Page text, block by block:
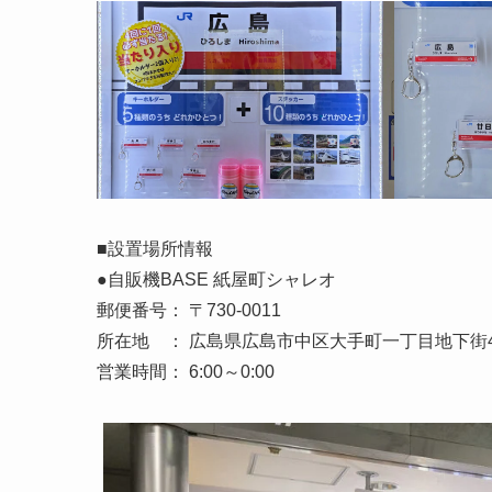
■設置場所情報
●自販機BASE 紙屋町シャレオ
郵便番号： 〒730-0011
所在地 ： 広島県広島市中区大手町一丁目地下街
営業時間： 6:00～0:00